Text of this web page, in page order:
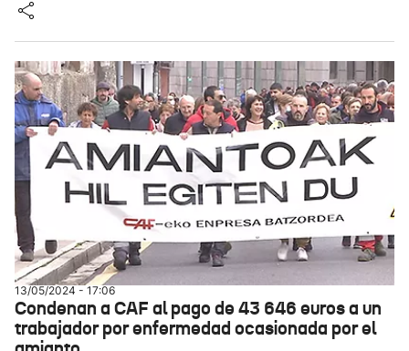
13/05/2024 - 17:06
Condenan a CAF al pago de 43 646 euros a un
trabajador por enfermedad ocasionada por el